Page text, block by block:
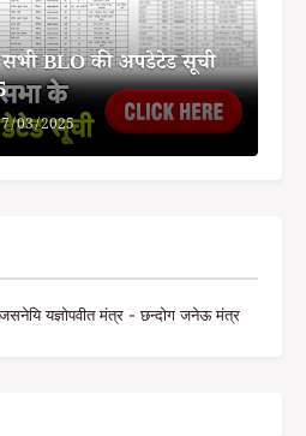
सभी BLO की अपडेटेड सूची
7/03/2025
यज्ञोपवीत मंत्र - छन्दोग जनेऊ मंत्र